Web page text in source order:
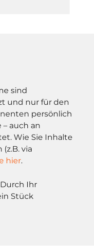
sind
und nur für den
persönlich
auch an
Wie Sie Inhalte
via
hier.
Ihr
Stück